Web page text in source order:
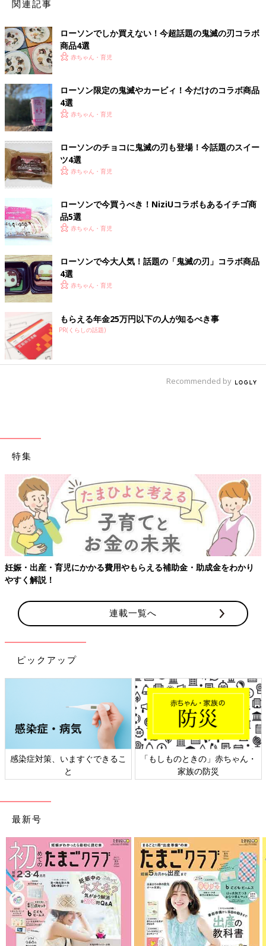
関連記事
ローソンでしか買えない！今超話題の鬼滅の刃コラボ
商品4選
赤ちゃん・育児
ローソン限定の鬼滅やカービィ！今だけのコラボ商品
4選
赤ちゃん・育児
ローソンのチョコに鬼滅の刃も登場！今話題のスイー
ツ4選
赤ちゃん・育児
ローソンで今買うべき！NiziUコラボもあるイチゴ商
品5選
赤ちゃん・育児
ローソンで今大人気！話題の「鬼滅の刃」コラボ商品
4選
赤ちゃん・育児
もらえる年金25万円以下の人が知るべき事
PR(くらしの話題)
Recommended by
特集
児にかかる費用やもらえる補助金・助成金をわかり
【ワクチン
連載一覧へ
ピックアップ
感染症対策、いますぐできるこ
と
「もしものときの」赤ちゃん・
家族の防災
最新号